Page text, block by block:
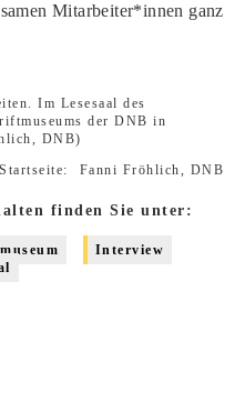
Mitarbeiter*innen ganz
Im Lesesaal des
der DNB in
DNB)
Fanni Fröhlich, DNB
finden Sie unter:
Interview